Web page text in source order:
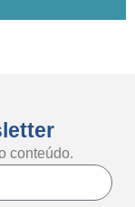
conteúdo.